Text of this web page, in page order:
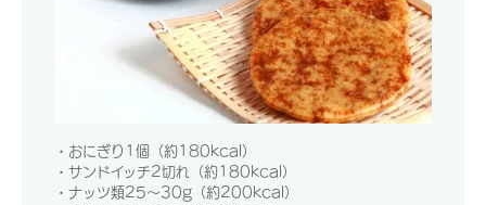
・おにぎり1個（約180kcal）
・サンドイッチ2切れ（約180kcal）
・ナッツ類25～30g（約200kcal）